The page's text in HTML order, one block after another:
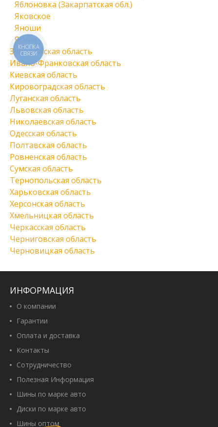
Яблоновка (Закарпатская обл.)
Яковское
Яноши
Ясиня
Запорожская область
Ивано-Франковская область
Киевская область
Кировоградская область
Луганская область
Львовская область
Николаевская область
Одесская область
Полтавская область
Ровненская область
Сумская область
Тернопольская область
Харьковская область
Херсонская область
Хмельницкая область
Черкасская область
Черниговская область
Черновицкая область
ИНФОРМАЦИЯ
О компании
Гарантии
Оплата и доставка
Контакты
Сотрудничество
Полезная Информация
Шины по марке авто
Диски по марке авто
Шины оптом
КНОПКА
СВЯЗИ